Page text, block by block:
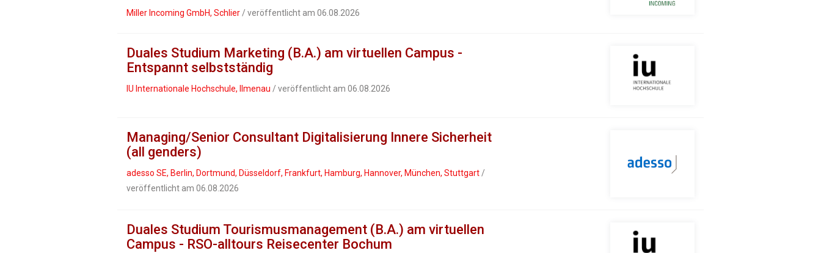
Miller Incoming GmbH, Schlier / veröffentlicht am 06.08.2026
Duales Studium Marketing (B.A.) am virtuellen Campus -
Entspannt selbstständig
IU Internationale Hochschule, Ilmenau / veröffentlicht am 06.08.2026
Managing/Senior Consultant Digitalisierung Innere Sicherheit
(all genders)
adesso SE, Berlin, Dortmund, Düsseldorf, Frankfurt, Hamburg, Hannover, München, Stuttgart /
veröffentlicht am 06.08.2026
Duales Studium Tourismusmanagement (B.A.) am virtuellen
Campus - RSO-alltours Reisecenter Bochum